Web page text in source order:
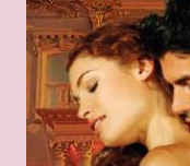
un Delly. Lo presi in
so quanto ci misi a
piacque. So però che